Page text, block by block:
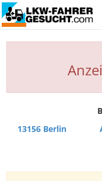
13156 Berlin